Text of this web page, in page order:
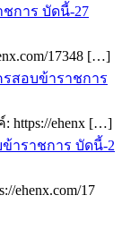
การ บัดนี้-27
17348 […]
รสอบข้าราชการ
ehenx […]
าราชการ บัดนี้-2
17